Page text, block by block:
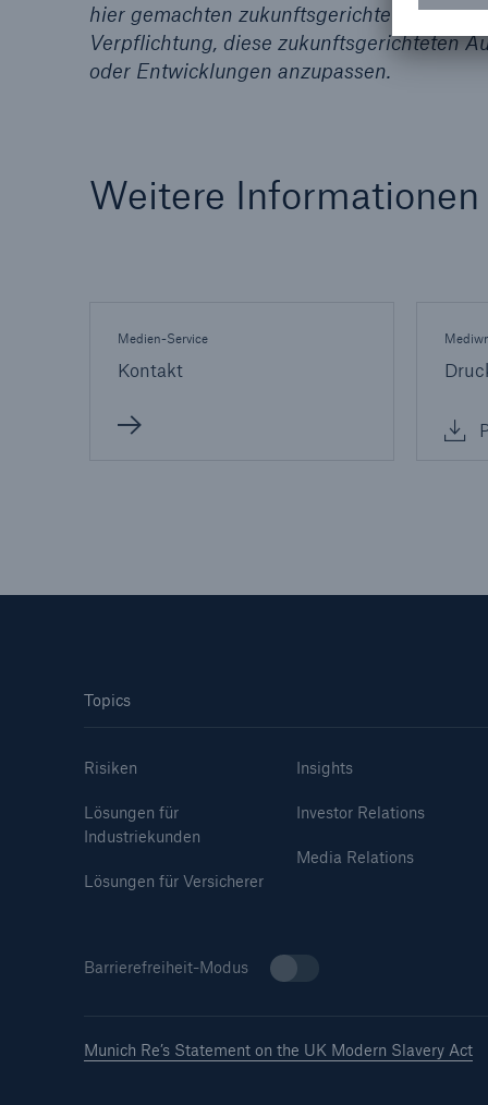
hier gemachten zukunftsgerichteten
Verpflichtung, diese zukunftsgerichteten
oder Entwicklungen anzupassen.
Weitere Informationen
Medien-Service
Kontakt
Topics
Risiken
Lösungen für
Industriekunden
Lösungen für Versicherer
Insights
Investor Relations
Media Relations
Barrierefreiheit-Modus
Munich Re’s Statement on the UK Modern Slavery Act